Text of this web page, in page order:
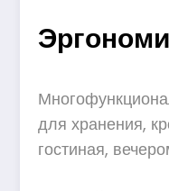
для хранения,
гостиная,